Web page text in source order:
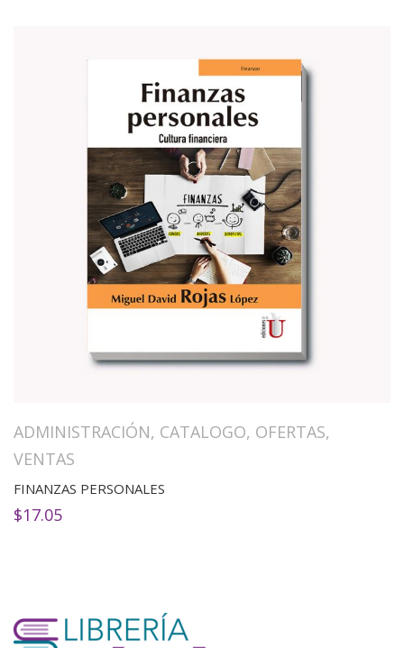
ADMINISTRACIÓN, CATALOGO, OFERTAS,
VENTAS
FINANZAS PERSONALES
$17.05